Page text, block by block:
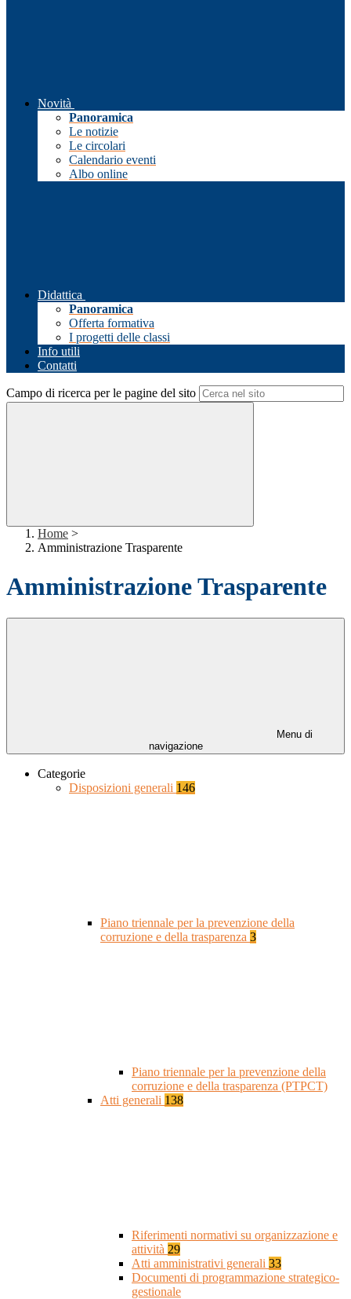
Novità
Panoramica
Le notizie
Le circolari
Calendario eventi
Albo online
Didattica
Panoramica
Offerta formativa
I progetti delle classi
Info utili
Contatti
Campo di ricerca per le pagine del sito
Home >
Amministrazione Trasparente
Amministrazione Trasparente
Menu di
navigazione
Categorie
Disposizioni generali 146
Piano triennale per la prevenzione della
corruzione e della trasparenza 3
Piano triennale per la prevenzione della
corruzione e della trasparenza (PTPCT)
Atti generali 138
Riferimenti normativi su organizzazione e
attività 29
Atti amministrativi generali 33
Documenti di programmazione strategico-
gestionale